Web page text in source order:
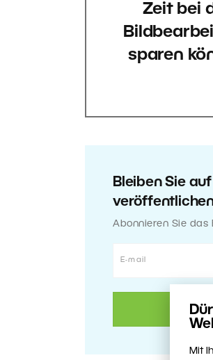
Mit
Zeit bei
sparen
Bleiben Sie
Abonnieren Sie das